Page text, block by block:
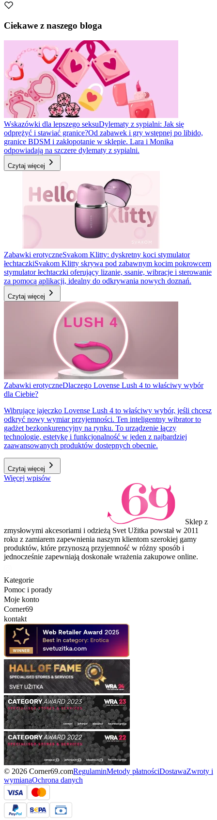
Ciekawe z naszego bloga
Wskazówki dla lepszego seksuDylematy z sypialni: Jak się
odprężyć i stawiać granice?Od zabawek i gry wstępnej po libido,
granice BDSM i zakłopotanie w sklepie. Lara i Monika
odpowiadają na szczere dylematy z sypialni.
Czytaj więcej
Zabawki erotyczneSvakom Klitty: dyskretny koci stymulator
łechtaczkiSvakom Klitty skrywa pod zabawnym kocim pokrowcem
stymulator łechtaczki oferujący lizanie, ssanie, wibracje i sterowanie
za pomocą aplikacji, idealny do odkrywania nowych doznań.
Czytaj więcej
Zabawki erotyczneDlaczego Lovense Lush 4 to właściwy wybór
dla Ciebie?
Wibrujące jajeczko Lovense Lush 4 to właściwy wybór, jeśli chcesz
odkryć nowy wymiar przyjemności. Ten inteligentny wibrator to
gadżet bezkonkurencyjny na rynku. To urządzenie łączy
technologię, estetykę i funkcjonalność w jeden z najbardziej
zaawansowanych produktów dostępnych obecnie.
Czytaj więcej
Więcej wpisów
Sklep z
zmysłowymi akcesoriami i odzieżą Svet Užitka powstał w 2011
roku z zamiarem zapewnienia naszym klientom szerokiej gamy
produktów, które przynoszą przyjemność w różny sposób i
jednocześnie zapewniają doskonałe wrażenia zakupowe online.
Kategorie
Pomoc i porady
Moje konto
Corner69
kontakt
© 2026 Corner69.comRegulaminMetody płatnościDostawaZwroty i
wymianaOchrona danych